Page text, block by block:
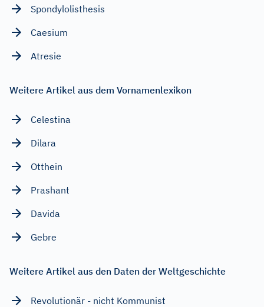
Spondylolisthesis
Caesium
Atresie
Weitere Artikel aus dem Vornamenlexikon
Celestina
Dilara
Otthein
Prashant
Davida
Gebre
Weitere Artikel aus den Daten der Weltgeschichte
Revolutionär - nicht Kommunist